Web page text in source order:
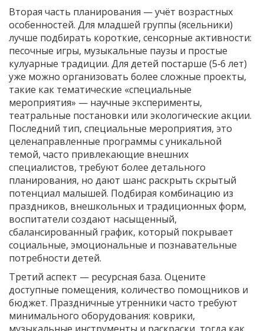
Вторая часть планирования — учёт возрастных
особенностей. Для младшей группы (ясельники)
лучше подбирать короткие, сенсорные активности:
песочные игры, музыкальные паузы и простые
кулуарные традиции. Для детей постарше (5‑6 лет)
уже можно организовать более сложные проекты,
такие как тематические «специальные
мероприятия» — научные эксперименты,
театральные постановки или экологические акции.
Последний тип, специальные мероприятия, это
целенаправленные программы с уникальной
темой, часто привлекающие внешних
специалистов, требуют более детального
планирования, но дают шанс раскрыть скрытый
потенциал малышей. Подбирая комбинацию из
праздников, внешкольных и традиционных форм,
воспитатели создают насыщенный,
сбалансированный график, который покрывает
социальные, эмоциональные и познавательные
потребности детей.
Третий аспект — ресурсная база. Оцените
доступные помещения, количество помощников и
бюджет. Праздничные утренники часто требуют
минимального оборудования: коврики,